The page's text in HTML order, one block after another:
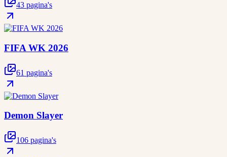
43 pagina's
FIFA WK 2026
61 pagina's
Demon Slayer
106 pagina's